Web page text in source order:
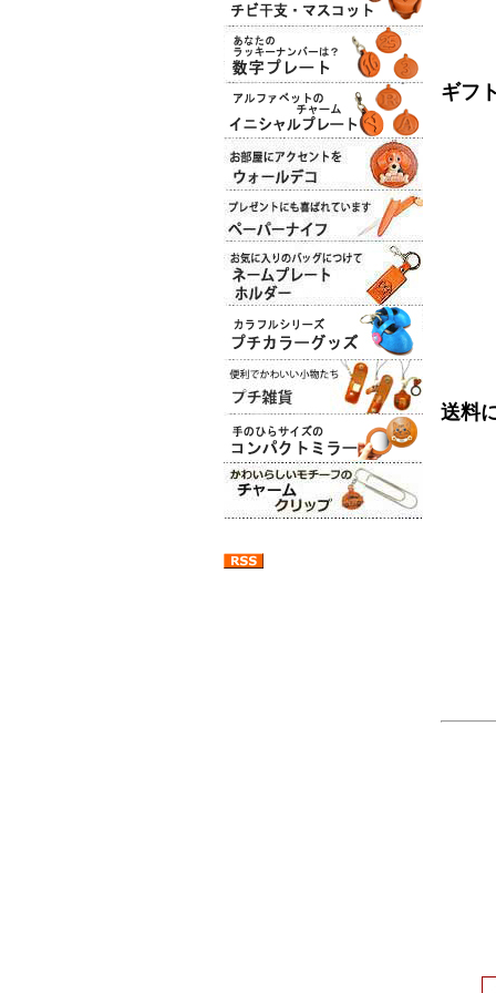
ギフ
送料